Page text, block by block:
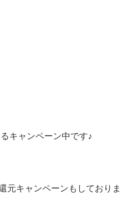
キャンペーン中です♪
元キャンペーンもしており